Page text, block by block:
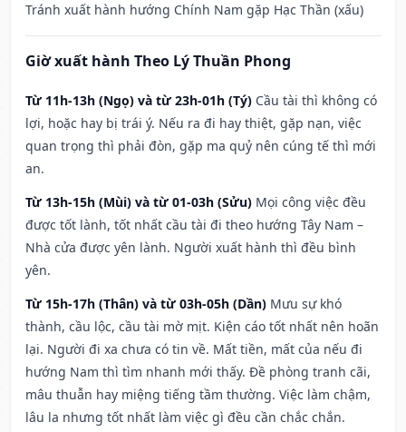
Tránh xuất hành hướng Chính Nam gặp Hạc Thần (xấu)
Giờ xuất hành Theo Lý Thuần Phong
Từ 11h-13h (Ngọ) và từ 23h-01h (Tý) Cầu tài thì không có
lợi, hoặc hay bị trái ý. Nếu ra đi hay thiệt, gặp nạn, việc
quan trọng thì phải đòn, gặp ma quỷ nên cúng tế thì mới
an.
Từ 13h-15h (Mùi) và từ 01-03h (Sửu) Mọi công việc đều
được tốt lành, tốt nhất cầu tài đi theo hướng Tây Nam –
Nhà cửa được yên lành. Người xuất hành thì đều bình
yên.
Từ 15h-17h (Thân) và từ 03h-05h (Dần) Mưu sự khó
thành, cầu lộc, cầu tài mờ mịt. Kiện cáo tốt nhất nên hoãn
lại. Người đi xa chưa có tin về. Mất tiền, mất của nếu đi
hướng Nam thì tìm nhanh mới thấy. Đề phòng tranh cãi,
mâu thuẫn hay miệng tiếng tầm thường. Việc làm chậm,
lâu la nhưng tốt nhất làm việc gì đều cần chắc chắn.